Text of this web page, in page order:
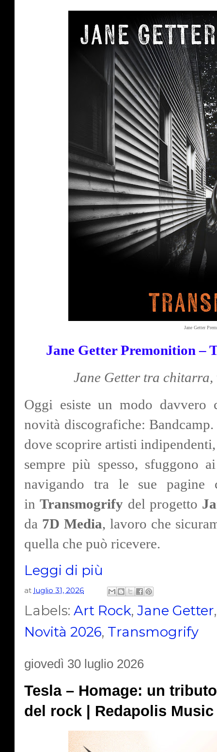
Jane Getter
Jane Getter Premonition –
Jane Getter tra chitarra,
Oggi esiste un modo davvero
novità discografiche:
dove scoprire artisti
sempre più spesso, sfuggono
navigando tra le sue
inTransmogrify del progetto
da 7D Media, lavoro che
quella che può ricevere.
Leggi di più
at luglio 31, 2026
Labels: Art Rock, Jane Getter
Novità 2026, Transmogrify
giovedì 30 luglio 2026
Tesla – Homage: un
del rock | Redapolis Music